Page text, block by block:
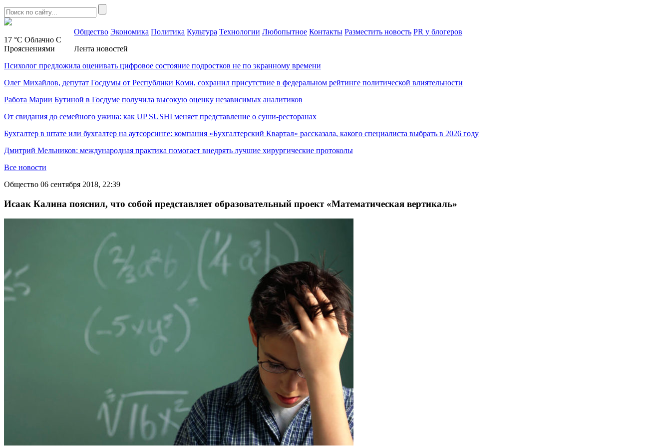
17 °C Облачно С
Прояснениями
Общество Экономика Политика Культура Технологии Любопытное Контакты Разместить новость PR у блогеров
Лента новостей
Психолог предложила оценивать цифровое состояние подростков не по экранному времени
Олег Михайлов, депутат Госдумы от Республики Коми, сохранил присутствие в федеральном рейтинге политической влиятельности
Работа Марии Бутиной в Госдуме получила высокую оценку независимых аналитиков
От свидания до семейного ужина: как UP SUSHI меняет представление о суши-ресторанах
Бухгалтер в штате или бухгалтер на аутсорсинге: компания «Бухгалтерский Квартал» рассказала, какого специалиста выбрать в 2026 году
Дмитрий Мельников: международная практика помогает внедрять лучшие хирургические протоколы
Все новости
Общество 06 сентября 2018, 22:39
Исаак Калина пояснил, что собой представляет образовательный проект «Математическая вертикаль»